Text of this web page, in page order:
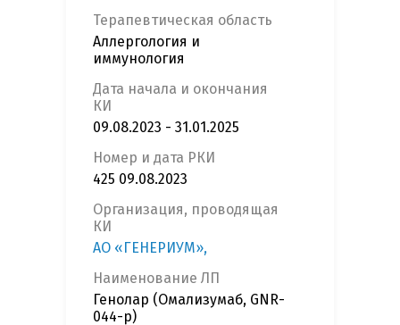
Терапевтическая область
Аллергология и
иммунология
Дата начала и окончания
КИ
09.08.2023 - 31.01.2025
Номер и дата РКИ
425 09.08.2023
Организация, проводящая
КИ
АО «ГЕНЕРИУМ»,
Наименование ЛП
Генолар (Омализумаб, GNR-
044-р)